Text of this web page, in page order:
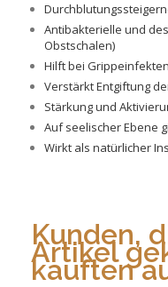
Antibakterielle und
Obstschalen)
Hilft bei
Verstärkt Entgiftung
Stärkung und
Auf seelischer Ebene
Wirkt als natürlicher
Kunden,
Artikel
kauften